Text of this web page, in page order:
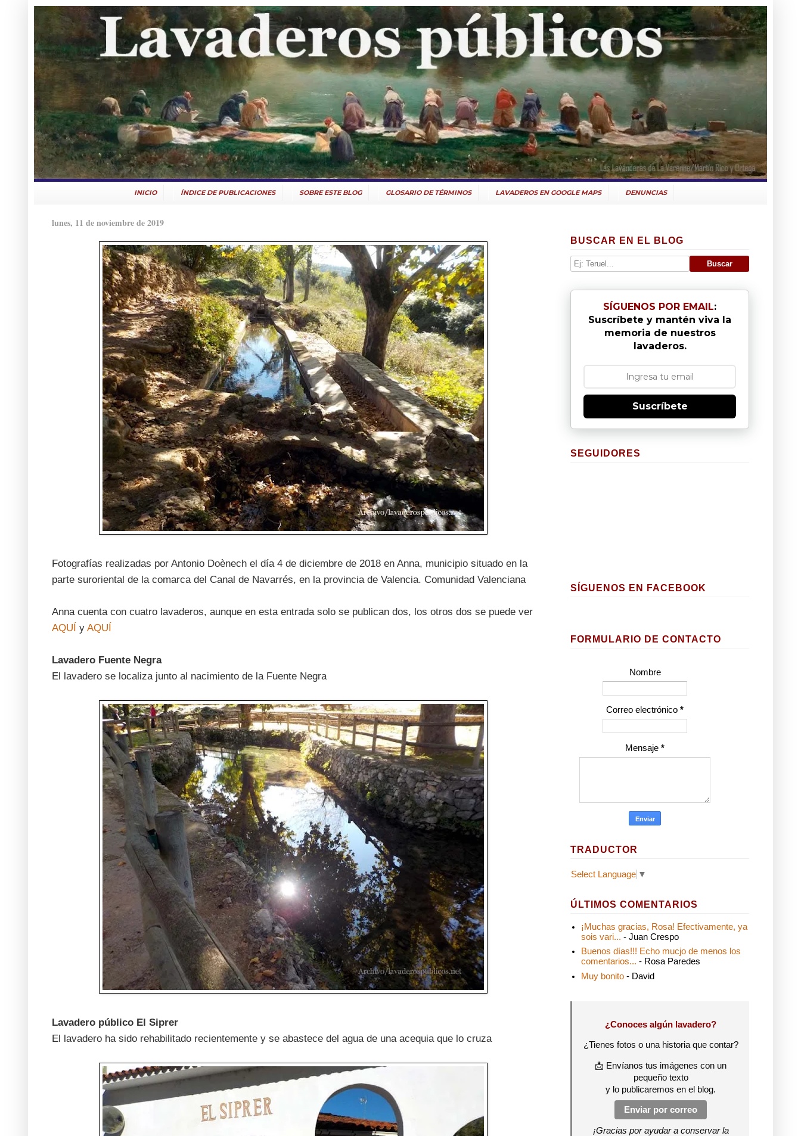
INICIO ÍNDICE DE PUBLICACIONES SOBRE ESTE BLOG GLOSARIO DE TÉRMINOS LAVADEROS EN GOOGLE MAPS DENUNCIAS
lunes, 11 de noviembre de 2019
Fotografías realizadas por Antonio Doènech el día 4 de diciembre de 2018 en Anna, municipio situado en la
parte suroriental de la comarca del Canal de Navarrés, en la provincia de Valencia. Comunidad Valenciana
Anna cuenta con cuatro lavaderos, aunque en esta entrada solo se publican dos, los otros dos se puede ver
AQUÍ y AQUÍ
Lavadero Fuente Negra
El lavadero se localiza junto al nacimiento de la Fuente Negra
Lavadero público El Siprer
El lavadero ha sido rehabilitado recientemente y se abastece del agua de una acequia que lo cruza
BUSCAR EN EL BLOG
SÍGUENOS POR EMAIL:
Suscríbete y mantén viva la
memoria de nuestros
lavaderos.
Suscríbete
SEGUIDORES
SÍGUENOS EN FACEBOOK
FORMULARIO DE CONTACTO
Nombre
Correo electrónico *
Mensaje *
TRADUCTOR
Select Language ▼
ÚLTIMOS COMENTARIOS
¡Muchas gracias, Rosa! Efectivamente, ya
sois vari... - Juan Crespo
Buenos días!!! Echo mucjo de menos los
comentarios... - Rosa Paredes
Muy bonito - David
¿Conoces algún lavadero?
¿Tienes fotos o una historia que contar?
📩 Envíanos tus imágenes con un
pequeño texto
y lo publicaremos en el blog.
Enviar por correo
¡Gracias por ayudar a conservar la